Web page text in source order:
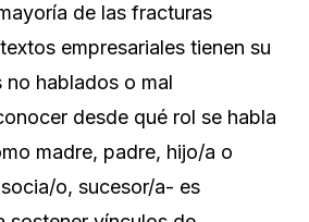
de las fracturas
empresariales tienen su
hablados o mal
desde qué rol se habla
madre, padre, hijo/a o
o, sucesor/a- es